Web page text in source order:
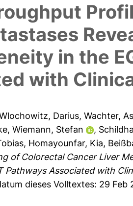
in the
with
Darius, Wachter,
, Wiemann, Stefan ,
, Homayounfar, Kia,
of Colorectal Cancer Liver
Pathways Associated with
dieses Volltextes: 29 Feb